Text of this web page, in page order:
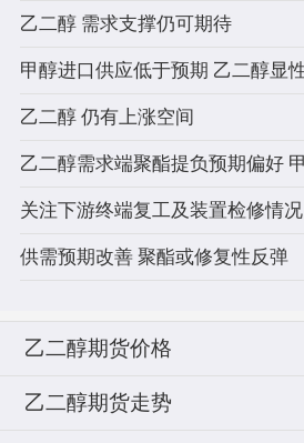
乙二醇 需求支撑仍可期待
乙二醇 仍有上涨空间
关注下游终端复工及装置检修情况
供需预期改善 聚酯或修复性反弹
乙二醇期货价格
乙二醇期货走势